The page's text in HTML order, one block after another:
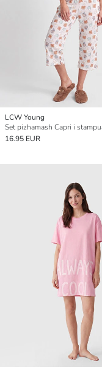
LCW Young
16.95 EUR